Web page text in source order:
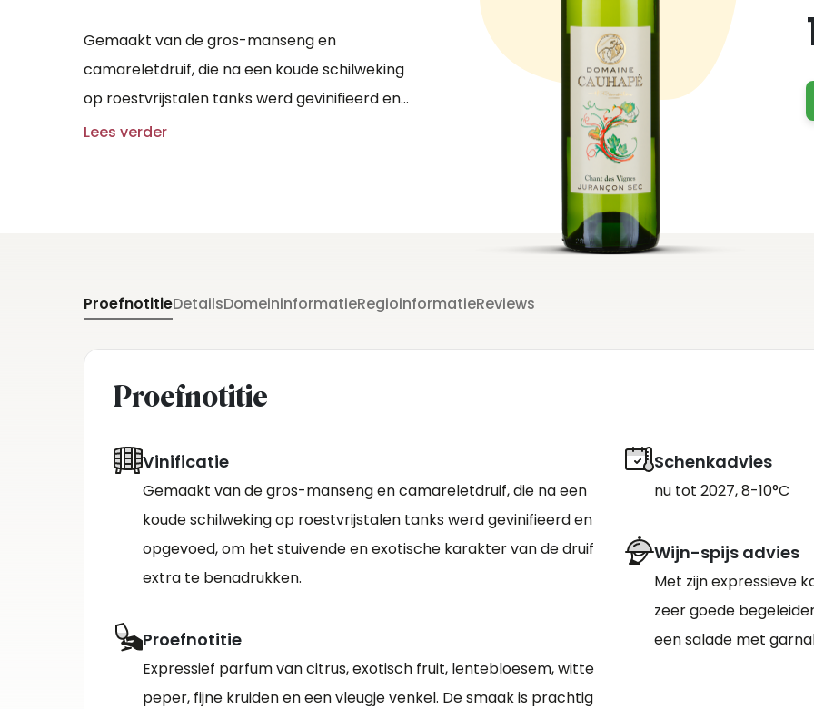
Gemaakt van de gros-manseng en
camareletdruif, die na een koude schilweking
op roestvrijstalen tanks werd gevinifieerd en
opgevoed, om het stuivende en exotische
Lees verder
ProefnotitieDetailsDomeininformatieRegioinformatieReviews
Proefnotitie
Vinificatie
Gemaakt van de gros-manseng en camareletdruif, die na een
koude schilweking op roestvrijstalen tanks werd gevinifieerd en
opgevoed, om het stuivende en exotische karakter van de druif
extra te benadrukken.
Proefnotitie
Expressief parfum van citrus, exotisch fruit, lentebloesem, witte
peper, fijne kruiden en een vleugje venkel. De smaak is prachtig
Schenkadvies
nu tot 2027, 8-10°C
Wijn-spijs advies
Met zijn expressieve
zeer goede
een salade met